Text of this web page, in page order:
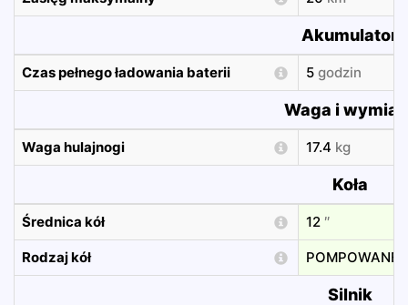
Akumulator
Czas pełnego ładowania baterii 5 godzin
Waga i
Waga hulajnogi 17.4 kg
Koła
Średnica kół 12 ″
Rodzaj kół POMPOWANE
Silnik